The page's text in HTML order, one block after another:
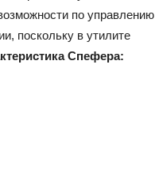
по управлению
поскольку в утилите
Спефера: